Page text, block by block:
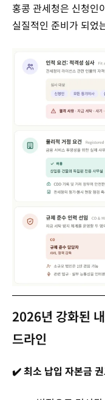
홍콩 관세청은 신청인
실질적인 준비가 되었
2026년 강화된
드라인
✔️ 최소 납입 자본금